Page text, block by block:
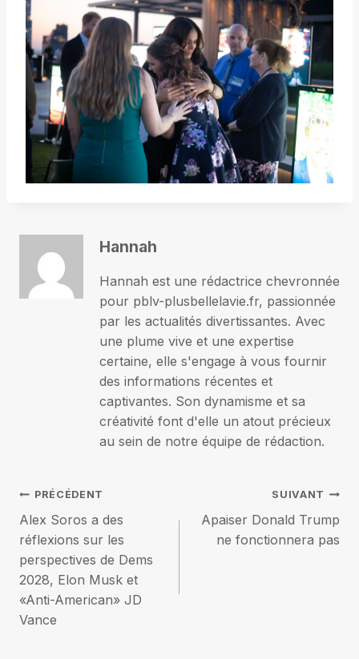
Hannah
Hannah est une rédactrice chevronnée
pour pblv-plusbellelavie.fr, passionnée
par les actualités divertissantes. Avec
une plume vive et une expertise
certaine, elle s'engage à vous fournir
des informations récentes et
captivantes. Son dynamisme et sa
créativité font d'elle un atout précieux
au sein de notre équipe de rédaction.
Navigation
de
l’article
PRÉCÉDENT
Alex Soros a des
réflexions sur les
perspectives de Dems
2028, Elon Musk et
«Anti-American» JD
Vance
SUIVANT
Apaiser Donald Trump
ne fonctionnera pas